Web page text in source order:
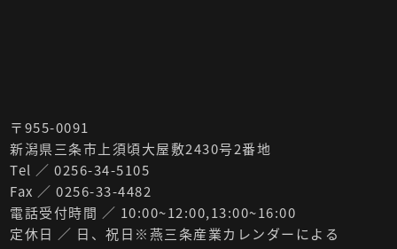
〒955-0091
新潟県三条市上須頃大屋敷2430号2番地
Tel ／ 0256-34-5105
Fax ／ 0256-33-4482
電話受付時間 ／ 10:00~12:00,13:00~16:00
定休日 ／ 日、祝日※燕三条産業カレンダーによる